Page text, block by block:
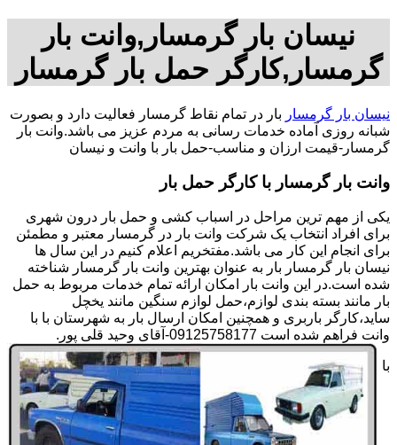
نیسان بار گرمسار,وانت بار
گرمسار,کارگر حمل بار گرمسار
نیسان بار گرمسار بار در تمام نقاط گرمسار فعالیت دارد و بصورت
شبانه روزی آماده خدمات رسانی به مردم عزیز می باشد.وانت بار
گرمسار-قیمت ارزان و مناسب-حمل بار با وانت و نیسان
وانت بار گرمسار با کارگر حمل بار
یکی از مهم ترین مراحل در اسباب کشی و حمل بار درون شهری
برای افراد انتخاب یک شرکت وانت بار در گرمسار معتبر و مطمئن
برای انجام این کار می باشد.مفتخریم اعلام کنیم در این سال ها
نیسان بار گرمسار بار به عنوان بهترین وانت بار گرمسار شناخته
شده است.در این وانت بار امکان ارائه تمام خدمات مربوط به حمل
بار مانند بسته بندی لوازم،حمل لوازم سنگین مانند یخچل
ساید،کارگر باربری و همچنین امکان ارسال بار به شهرستان با با
وانت فراهم شده است 09125758177-آقای وحید قلی پور.
با